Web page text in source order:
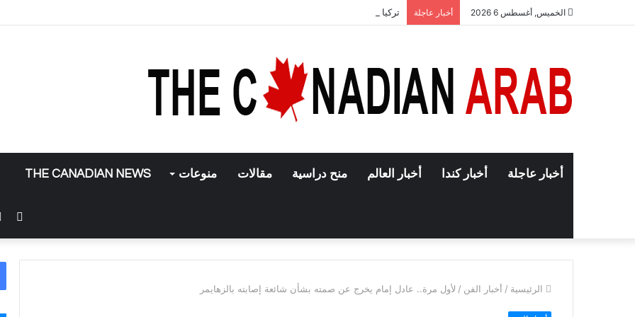
الخميس, أغسطس 6 2026 أخبار عاجلة تركيا تعلن إنهاء حجب تطبيق إنستغرام
أخبار عاجلة أخبار كندا أخبار العالم منح دراسية مقالات منوعات THE CANADIAN NEWS
الرئيسية / أخبار الفن / لأول مرة.. عادل إمام يخرج عن صمته بشأن شائعة إصابته بالزهايمر